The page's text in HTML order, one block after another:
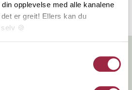
opplevelse med alle kanalene
er greit! Ellers kan du
🍪
dokumentert, godkjent og